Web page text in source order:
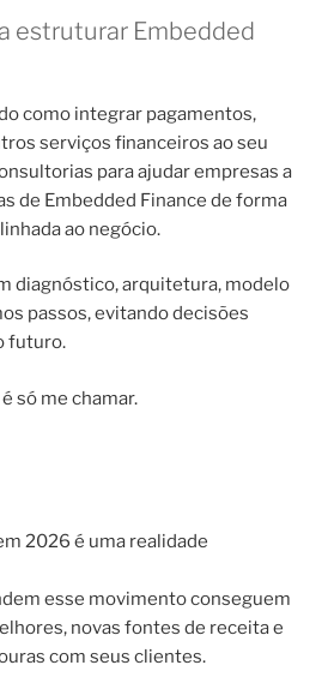
estruturar Embedded
como integrar pagamentos,
serviços financeiros ao seu
para ajudar empresas a
de Embedded Finance de forma
ao negócio.
diagnóstico, arquitetura, modelo
passos, evitando decisões
futuro.
só me chamar.
2026 é uma realidade
esse movimento conseguem
novas fontes de receita e
com seus clientes.